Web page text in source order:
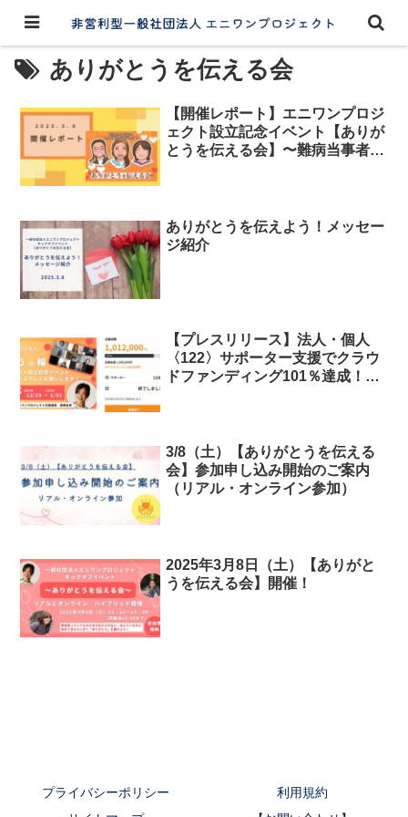
ありがとうを伝える会
【開催レポート】エニワンプロジ
ェクト設立記念イベント【ありが
とうを伝える会】〜難病当事者が
ありがとうを伝えよう！メッセー
ジ紹介
【プレスリリース】法人・個人
〈122〉サポーター支援でクラウ
ドファンディング101％達成！難
3/8（土）【ありがとうを伝える
会】参加申し込み開始のご案内
（リアル・オンライン参加）
2025年3月8日（土）【ありがと
うを伝える会】開催！
プライバシーポリシー
利用規約